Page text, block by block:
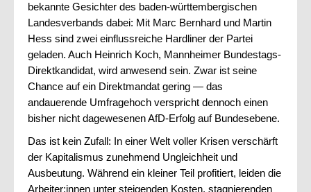
Impressum|Kontakt|Datenschutzerklärung
Förderverein
Deutsch
English
Italiano
bekannte Gesichter des baden-württembergischen
Landesverbands dabei: Mit Marc Bernhard und Martin
Hess sind zwei einflussreiche Hardliner der Partei
geladen. Auch Heinrich Koch, Mannheimer Bundestags-
Direktkandidat, wird anwesend sein. Zwar ist seine
Chance auf ein Direktmandat gering — das
andauerende Umfragehoch verspricht dennoch einen
bisher nicht dagewesenen AfD-Erfolg auf Bundesebene.
Das ist kein Zufall: In einer Welt voller Krisen verschärft
der Kapitalismus zunehmend Ungleichheit und
Ausbeutung. Während ein kleiner Teil profitiert, leiden die
Arbeiter:innen unter steigenden Kosten, stagnierenden